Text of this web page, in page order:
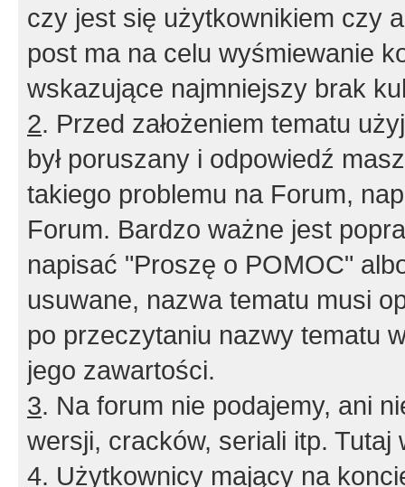
czy jest się użytkownikiem czy
post ma na celu wyśmiewanie
wskazujące najmniejszy brak
2. Przed założeniem tematu
był poruszany i odpowiedź
takiego problemu na Forum,
Forum. Bardzo ważne jest
napisać "Proszę o POMOC"
usuwane, nazwa tematu musi
po przeczytaniu nazwy tematu
jego zawartości.
3. Na forum nie podajemy, ani
wersji, cracków, seriali itp. Tutaj
4. Użytkownicy mający na